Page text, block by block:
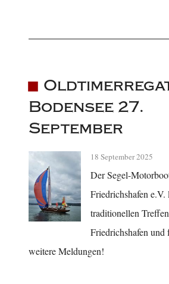
Bodensee 27.
September
18 September 2025
Der Segel-
Friedrichshafen e.V.
traditionellen
Friedrichshafen und
weitere Meldungen!